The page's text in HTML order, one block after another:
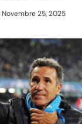
25, 2025